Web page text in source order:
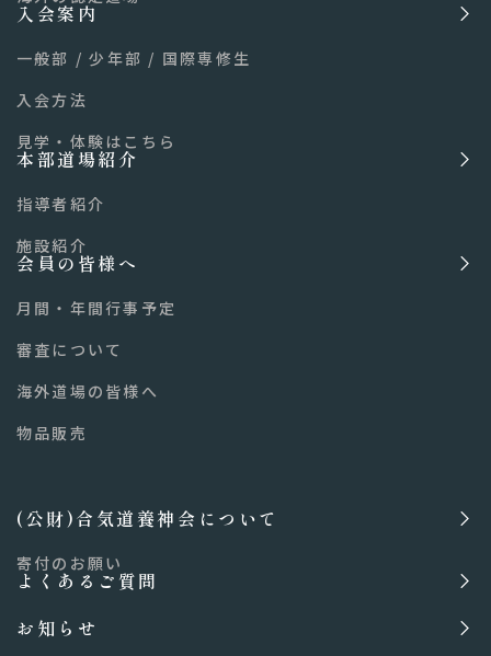
入会案内
一般部 /少年部 / 国際専修生
入会方法
見学・体験はこちら
本部道場紹介
指導者紹介
施設紹介
会員の皆様へ
月間・年間行事予定
審査について
海外道場の皆様へ
物品販売
(公財)合気道養神会について
寄付のお願い
よくあるご質問
お知らせ